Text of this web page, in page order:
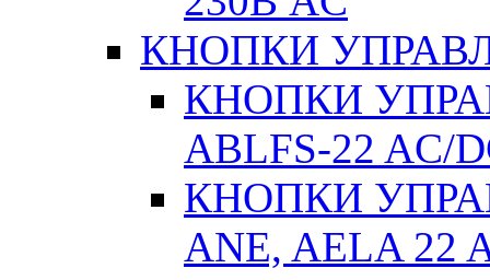
КНОПКИ
КНОПКИ
ABLFS-22 AC/
КНОПКИ
ANE, AELA 22